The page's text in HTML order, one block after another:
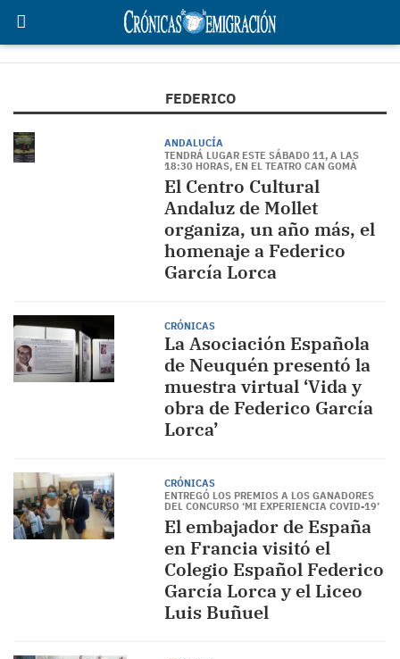
FEDERICO
ANDALUCÍA
TENDRÁ LUGAR ESTE SÁBADO 11, A LAS
18:30 HORAS, EN EL TEATRO CAN GOMÀ
El Centro Cultural
Andaluz de Mollet
organiza, un año más, el
homenaje a Federico
García Lorca
CRÓNICAS
La Asociación Española
de Neuquén presentó la
muestra virtual ‘Vida y
obra de Federico García
Lorca’
CRÓNICAS
ENTREGÓ LOS PREMIOS A LOS GANADORES
DEL CONCURSO ‘MI EXPERIENCIA COVID-19’
El embajador de España
en Francia visitó el
Colegio Español Federico
García Lorca y el Liceo
Luis Buñuel